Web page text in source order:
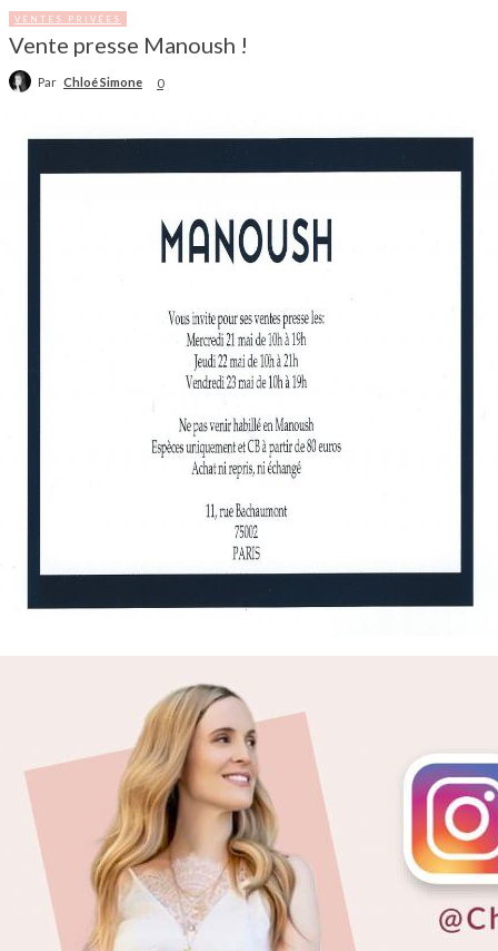
VENTES PRIVÉES
Vente presse Manoush !
Par Chloé Simone 0